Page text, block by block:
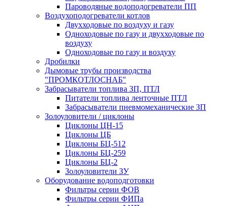
Пароводяные водоподогреватели ПП
Воздухоподогреватели котлов
Двухходовые по воздуху и газу
Одноходовые по газу и двухходовые по
воздуху
Одноходовые по газу и воздуху
Дробилки
Дымовые трубы производства
"ПРОМКОТЛОСНАБ"
Забрасыватели топлива ЗП, ПТЛ
Питатели топлива ленточные ПТЛ
Забрасыватели пневмомеханические ЗП
Золоуловители / циклоны
Циклоны ЦН-15
Циклоны ЦБ
Циклоны БЦ-512
Циклоны БЦ-259
Циклоны БЦ-2
Золоуловители ЗУ
Оборудование водоподготовки
Фильтры серии ФОВ
Фильтры серии ФИПа